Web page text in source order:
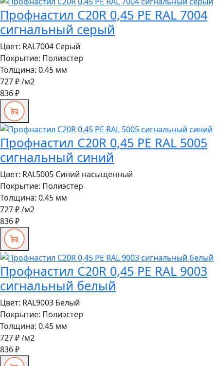
Профнастил C20R 0,45 PE RAL 7004
сигнальный серый
Цвет: RAL7004 Серый
Покрытие: Полиэстер
Толщина: 0.45 мм
727 ₽/м2
836 ₽
Профнастил C20R 0,45 PE RAL 5005
сигнальный синий
Цвет: RAL5005 Синий насыщенный
Покрытие: Полиэстер
Толщина: 0.45 мм
727 ₽/м2
836 ₽
Профнастил C20R 0,45 PE RAL 9003
сигнальный белый
Цвет: RAL9003 Белый
Покрытие: Полиэстер
Толщина: 0.45 мм
727 ₽/м2
836 ₽